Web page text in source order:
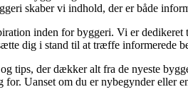
skaber vi indhold, der er både
inden for byggeri. Vi er
dig i stand til at træffe informerede
tips, der dækker alt fra de nyeste
for. Uanset om du er nybegynder eller